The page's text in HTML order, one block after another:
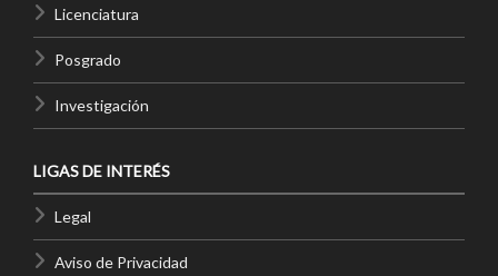
Licenciatura
Posgrado
Investigación
LIGAS DE INTERÉS
Legal
Aviso de Privacidad